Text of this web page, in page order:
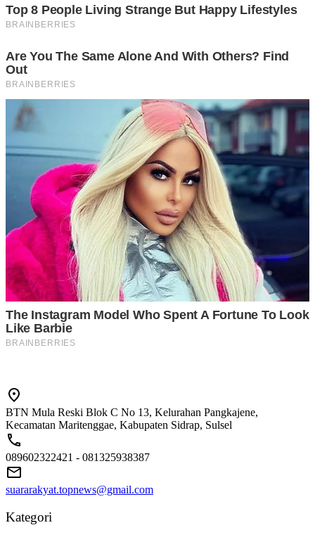
BTN Mula Reski Blok C No 13, Kelurahan Pangkajene,
Kecamatan Maritenggae, Kabupaten Sidrap, Sulsel
089602322421 - 081325938387
suararakyat.topnews@gmail.com
Kategori